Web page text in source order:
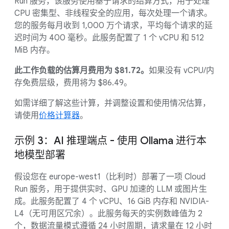
CPU 密集型、非线程安全的应用，每次处理一个请求。
您的服务每月收到 1,000 万个请求，平均每个请求的延
迟时间为 400 毫秒。此服务配置了 1 个 vCPU 和 512
MiB 内存。
此工作负载的估算月费用为 $81.72。 如果没有 vCPU/内
存免费层级，费用将为 $86.49。
如需详细了解这些计算，并调整设置和使用情况估算，
请使用价格计算器。
示例 3：AI 推理端点 - 使用 Ollama 进行本
地模型部署
假设您在 europe-west1（比利时）部署了一项 Cloud
Run 服务，用于提供实时、GPU 加速的 LLM 或图片生
成。此服务配置了 4 个 vCPU、16 GiB 内存和 NVIDIA-
L4（无可用区冗余）。此服务每天的实例数峰值为 2
个，数据流量模式遵循 24 小时周期，请求量在 12 小时